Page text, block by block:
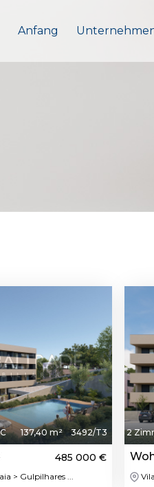
Anfang
137,40 m² 3492/T3
485 000 €
> Gulpilhares ...
2